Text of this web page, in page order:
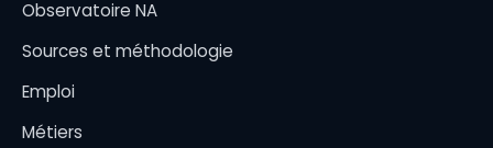
Observatoire NA
Sources et méthodologie
Emploi
Métiers